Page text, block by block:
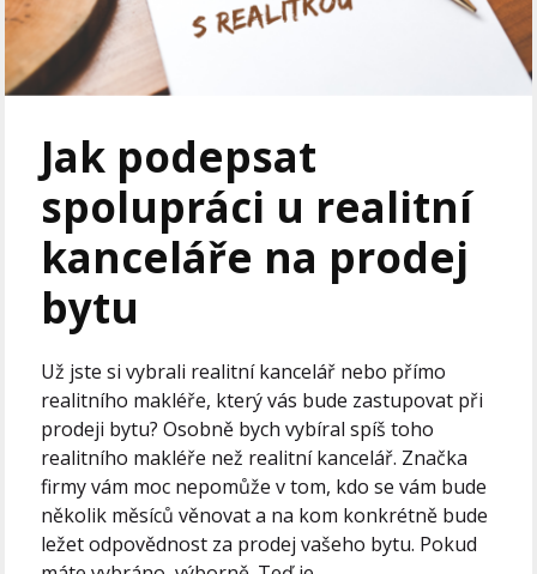
Jak podepsat
spolupráci u realitní
kanceláře na prodej
bytu
Už jste si vybrali realitní kancelář nebo přímo
realitního makléře, který vás bude zastupovat při
prodeji bytu? Osobně bych vybíral spíš toho
realitního makléře než realitní kancelář. Značka
firmy vám moc nepomůže v tom, kdo se vám bude
několik měsíců věnovat a na kom konkrétně bude
ležet odpovědnost za prodej vašeho bytu. Pokud